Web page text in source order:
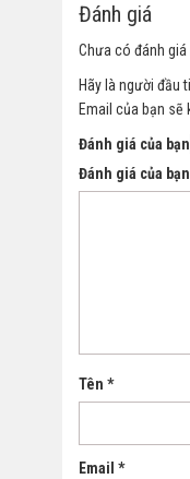
Đánh giá
Chưa có đánh giá
Hãy là người đầu
Email của bạn sẽ
Đánh giá của bạn
Đánh giá của bạn
Tên *
Email *